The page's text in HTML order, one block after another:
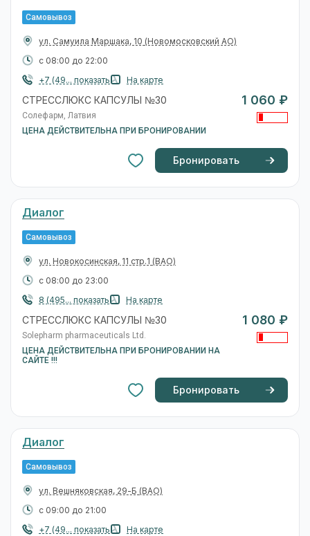
Самовывоз
ул. Самуила Маршака, 10 (Новомосковский АО)
с 08:00 до 22:00
+7 (49... показать
На карте
СТРЕССЛЮКС КАПСУЛЫ №30
Солефарм, Латвия
ЦЕНА ДЕЙСТВИТЕЛЬНА ПРИ БРОНИРОВАНИИ
1 060 ₽
Бронировать
Диалог
Самовывоз
ул. Новокосинская, 11 стр.1 (ВАО)
с 08:00 до 23:00
8 (495... показать
На карте
СТРЕССЛЮКС КАПСУЛЫ №30
Solepharm pharmaceuticals Ltd.
ЦЕНА ДЕЙСТВИТЕЛЬНА ПРИ БРОНИРОВАНИИ НА
САЙТЕ !!!
1 080 ₽
Бронировать
Диалог
Самовывоз
ул. Вешняковская, 29-Б (ВАО)
с 09:00 до 21:00
+7 (49... показать
На карте